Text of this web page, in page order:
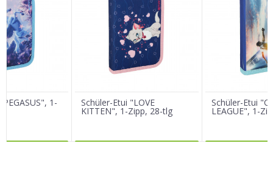
E-Mail
Nachricht
1- Schüler-Etui "LOVE
KITTEN", 1-Zipp, 28-tlg
Schüler-Etui
LEAGUE", 1-